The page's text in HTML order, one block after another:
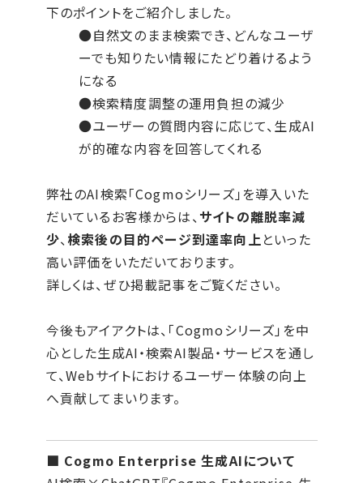
下のポイントをご紹介しました。
●自然文のまま検索でき、どんなユーザ
ーでも知りたい情報にたどり着けるよう
になる
●検索精度調整の運用負担の減少
●ユーザーの質問内容に応じて、生成AI
が的確な内容を回答してくれる
弊社のAI検索「Cogmoシリーズ」を導入いた
だいているお客様からは、 サイトの離脱率減
少、検索後の目的ページ到達率向上 といった
高い評価をいただいております。
詳しくは、ぜひ掲載記事をご覧ください。
今後もアイアクトは、「Cogmoシリーズ」を中
心とした生成AI・検索AI製品・サービスを通し
て、Webサイトにおけるユーザー体験の向上
へ貢献してまいります。
■ Cogmo Enterprise 生成AIについて